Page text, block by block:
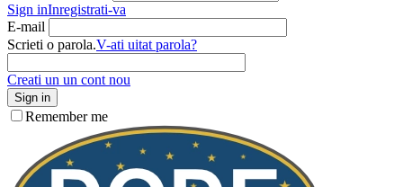
Sign inInregistrati-va
E-mail
Scrieti o parola.V-ati uitat parola?
Creati un un cont nou
Sign in
Remember me